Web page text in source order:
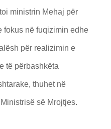
ministrin Mehaj për
fokus në fuqizimin edhe
për realizimin e
të përbashkëta
thuhet në
së Mrojtjes.